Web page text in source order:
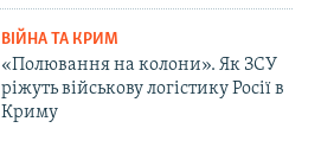
ВІЙНА ТА КРИМ
«Полювання на колони». Як ЗСУ
ріжуть військову логістику Росії в
Криму